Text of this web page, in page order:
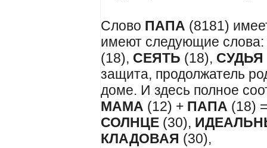
Слово ПАПА (8181)
имеют следующие слова:
(18), СЕЯТЬ (18), СУДЬЯ
защита, продолжатель
доме. И здесь полное
МАМА (12) + ПАПА (18)
СОЛНЦЕ (30),
КЛАДОВАЯ (30),